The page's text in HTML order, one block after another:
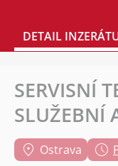
DETAIL
SERVISNÍ
SLUŽEBNÍ
Ostrava